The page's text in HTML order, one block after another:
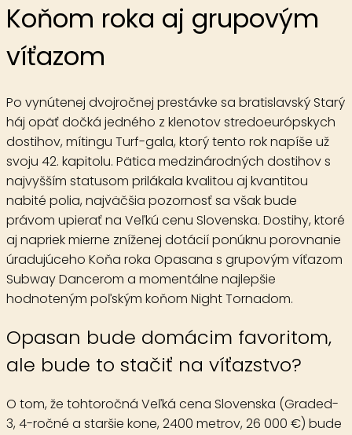
Koňom roka aj grupovým
víťazom
Po vynútenej dvojročnej prestávke sa bratislavský Starý
háj opäť dočká jedného z klenotov stredoeurópskych
dostihov, mítingu Turf-gala, ktorý tento rok napíše už
svoju 42. kapitolu. Pätica medzinárodných dostihov s
najvyšším statusom prilákala kvalitou aj kvantitou
nabité polia, najväčšia pozornosť sa však bude
právom upierať na Veľkú cenu Slovenska. Dostihy, ktoré
aj napriek mierne zníženej dotácií ponúknu porovnanie
úradujúceho Koňa roka Opasana s grupovým víťazom
Subway Dancerom a momentálne najlepšie
hodnoteným poľským koňom Night Tornadom.
Opasan bude domácim favoritom,
ale bude to stačiť na víťazstvo?
O tom, že tohtoročná Veľká cena Slovenska (Graded-
3, 4-ročné a staršie kone, 2400 metrov, 26 000 €) bude